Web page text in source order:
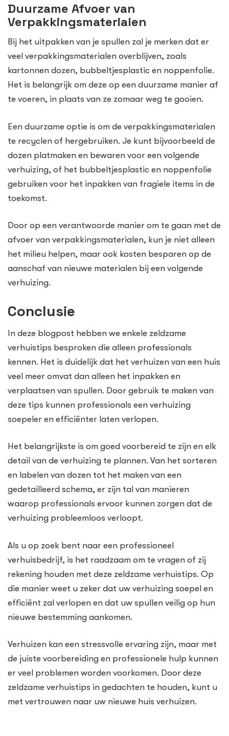
Duurzame Afvoer van
Verpakkingsmaterialen
Bij het uitpakken van je spullen zal je merken dat er
veel verpakkingsmaterialen overblijven, zoals
kartonnen dozen, bubbeltjesplastic en noppenfolie.
Het is belangrijk om deze op een duurzame manier af
te voeren, in plaats van ze zomaar weg te gooien.
Een duurzame optie is om de verpakkingsmaterialen
te recyclen of hergebruiken. Je kunt bijvoorbeeld de
dozen platmaken en bewaren voor een volgende
verhuizing, of het bubbeltjesplastic en noppenfolie
gebruiken voor het inpakken van fragiele items in de
toekomst.
Door op een verantwoorde manier om te gaan met de
afvoer van verpakkingsmaterialen, kun je niet alleen
het milieu helpen, maar ook kosten besparen op de
aanschaf van nieuwe materialen bij een volgende
verhuizing.
Conclusie
In deze blogpost hebben we enkele zeldzame
verhuistips besproken die alleen professionals
kennen. Het is duidelijk dat het verhuizen van een huis
veel meer omvat dan alleen het inpakken en
verplaatsen van spullen. Door gebruik te maken van
deze tips kunnen professionals een verhuizing
soepeler en efficiënter laten verlopen.
Het belangrijkste is om goed voorbereid te zijn en elk
detail van de verhuizing te plannen. Van het sorteren
en labelen van dozen tot het maken van een
gedetailleerd schema, er zijn tal van manieren
waarop professionals ervoor kunnen zorgen dat de
verhuizing probleemloos verloopt.
Als u op zoek bent naar een professioneel
verhuisbedrijf, is het raadzaam om te vragen of zij
rekening houden met deze zeldzame verhuistips. Op
die manier weet u zeker dat uw verhuizing soepel en
efficiënt zal verlopen en dat uw spullen veilig op hun
nieuwe bestemming aankomen.
Verhuizen kan een stressvolle ervaring zijn, maar met
de juiste voorbereiding en professionele hulp kunnen
er veel problemen worden voorkomen. Door deze
zeldzame verhuistips in gedachten te houden, kunt u
met vertrouwen naar uw nieuwe huis verhuizen.